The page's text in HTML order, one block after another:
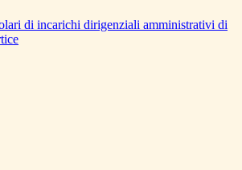
di incarichi dirigenziali amministrativi di